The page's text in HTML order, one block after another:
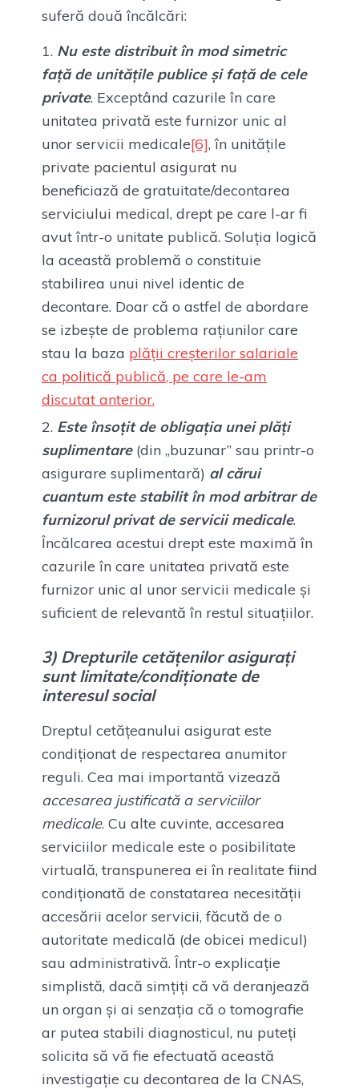
suferă două încălcări:
Nu este distribuit în mod simetric
față de unitățile publice și față de cele
private. Exceptând cazurile în care
unitatea privată este furnizor unic al
unor servicii medicale[6], în unitățile
private pacientul asigurat nu
beneficiază de gratuitate/decontarea
serviciului medical, drept pe care l-ar fi
avut într-o unitate publică. Soluția logică
la această problemă o constituie
stabilirea unui nivel identic de
decontare. Doar că o astfel de abordare
se izbește de problema rațiunilor care
stau la baza plății creșterilor salariale
ca politică publică, pe care le-am
discutat anterior.
Este însoțit de obligația unei plăți
suplimentare(din „buzunar” sau printr-o
asigurare suplimentară) al cărui
cuantum este stabilit în mod arbitrar de
furnizorul privat de servicii medicale.
Încălcarea acestui drept este maximă în
cazurile în care unitatea privată este
furnizor unic al unor servicii medicale și
suficient de relevantă în restul situațiilor.
3) Drepturile cetățenilor asigurați
sunt limitate/condiționate de
interesul social
Dreptul cetățeanului asigurat este
condiționat de respectarea anumitor
reguli. Cea mai importantă vizează
accesarea justificată a serviciilor
medicale. Cu alte cuvinte, accesarea
serviciilor medicale este o posibilitate
virtuală, transpunerea ei în realitate fiind
condiționată de constatarea necesității
accesării acelor servicii, făcută de o
autoritate medicală (de obicei medicul)
sau administrativă. Într-o explicație
simplistă, dacă simțiți că vă deranjează
un organ și ai senzația că o tomografie
ar putea stabili diagnosticul, nu puteți
solicita să vă fie efectuată această
investigație cu decontarea de la CNAS,